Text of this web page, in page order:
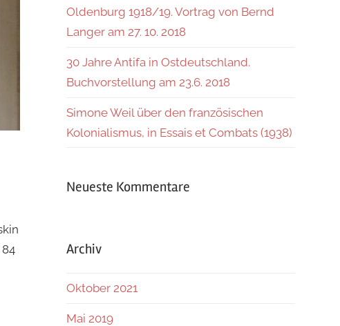
Oldenburg 1918/19. Vortrag von Bernd
Langer am 27. 10. 2018
30 Jahre Antifa in Ostdeutschland.
Buchvorstellung am 23.6. 2018
Simone Weil über den französischen
Kolonialismus, in Essais et Combats (1938)
Neueste Kommentare
Archiv
Oktober 2021
Mai 2019